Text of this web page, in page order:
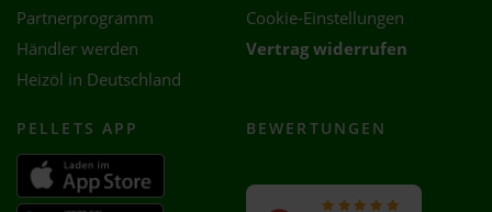
Partnerprogramm
Händler werden
Heizöl in Deutschland
Cookie-Einstellungen
Vertrag widerrufen
PELLETS APP BEWERTUNGEN